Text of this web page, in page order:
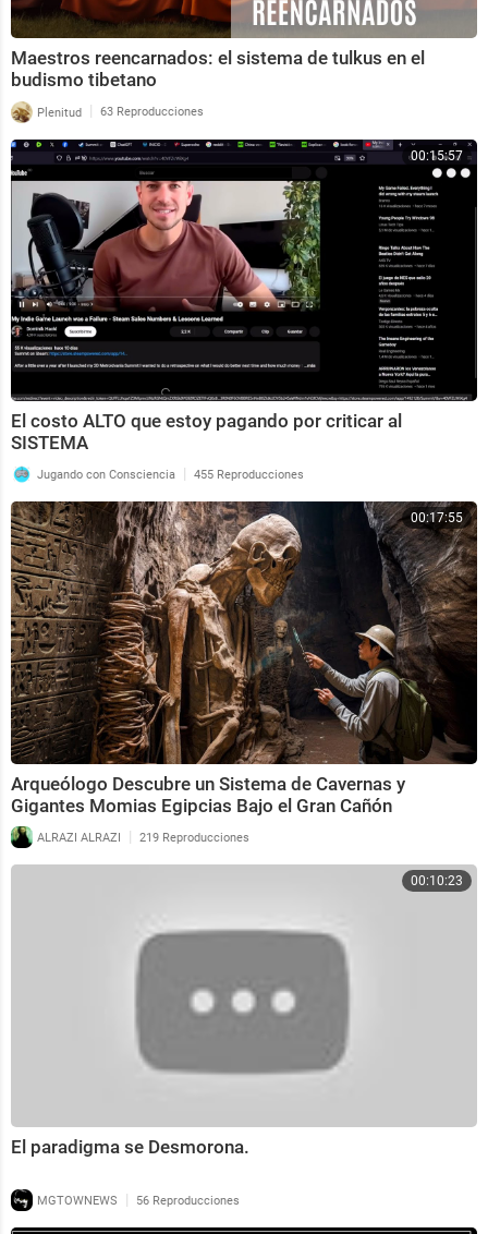
Maestros reencarnados: el sistema de tulkus en el
budismo tibetano
Plenitud | 63 Reproducciones
00:15:57
El costo ALTO que estoy pagando por criticar al
SISTEMA
Jugando con Consciencia | 455 Reproducciones
00:17:55
Arqueólogo Descubre un Sistema de Cavernas y
Gigantes Momias Egipcias Bajo el Gran Cañón
ALRAZI ALRAZI | 219 Reproducciones
00:10:23
El paradigma se Desmorona.
MGTOWNEWS | 56 Reproducciones